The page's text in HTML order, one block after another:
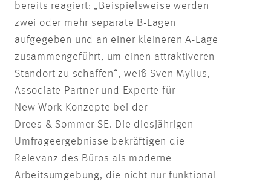
bereits reagiert: „Beispielsweise werden
zwei oder mehr separate B-Lagen
aufgegeben und an einer kleineren A-Lage
zusammengeführt, um einen attraktiveren
Standort zu schaffen“, weiß Sven Mylius,
Associate Partner und Experte für
New Work-Konzepte bei der
Drees & Sommer SE. Die diesjährigen
Umfrageergebnisse bekräftigen die
Relevanz des Büros als moderne
Arbeitsumgebung, die nicht nur funktional